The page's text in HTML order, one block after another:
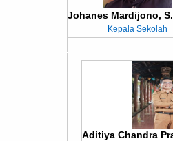
Johanes Mardijono,
Kepala Sekolah
Aditiya Chandra